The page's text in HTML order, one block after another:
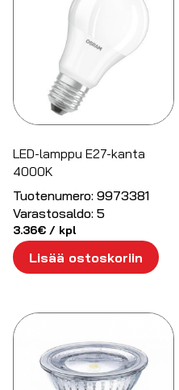
LED-lamppu E27-kanta
4000K
Tuotenumero: 9973381
Varastosaldo: 5
3.36€ / kpl
Lisää ostoskoriin